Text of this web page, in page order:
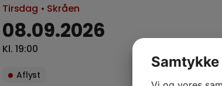
Tirsdag • Skråen
08.09.2026
Kl. 19:00
Aflyst